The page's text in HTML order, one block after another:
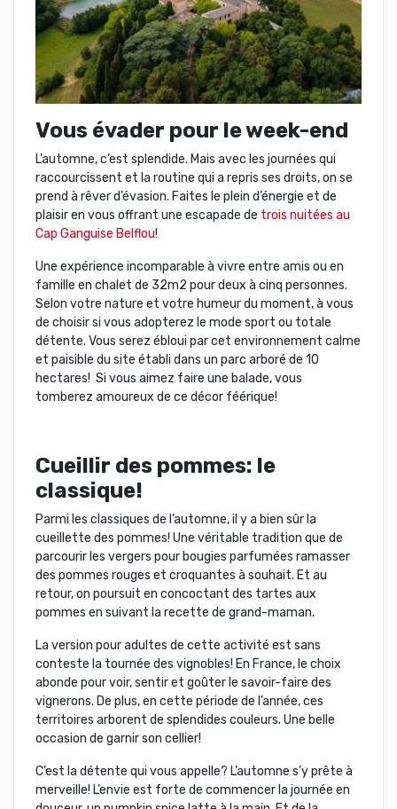
Vous évader pour le week-end
L’automne, c’est splendide. Mais avec les journées qui
raccourcissent et la routine qui a repris ses droits, on se
prend à rêver d’évasion. Faites le plein d’énergie et de
plaisir en vous offrant une escapade de trois nuitées au
Cap Ganguise Belflou!
Une expérience incomparable à vivre entre amis ou en
famille en chalet de 32m2 pour deux à cinq personnes.
Selon votre nature et votre humeur du moment, à vous
de choisir si vous adopterez le mode sport ou totale
détente. Vous serez ébloui par cet environnement calme
et paisible du site établi dans un parc arboré de 10
hectares! Si vous aimez faire une balade, vous
tomberez amoureux de ce décor féérique!
Cueillir des pommes: le
classique!
Parmi les classiques de l’automne, il y a bien sûr la
cueillette des pommes! Une véritable tradition que de
parcourir les vergers pour bougies parfumées ramasser
des pommes rouges et croquantes à souhait. Et au
retour, on poursuit en concoctant des tartes aux
pommes en suivant la recette de grand-maman.
La version pour adultes de cette activité est sans
conteste la tournée des vignobles! En France, le choix
abonde pour voir, sentir et goûter le savoir-faire des
vignerons. De plus, en cette période de l’année, ces
territoires arborent de splendides couleurs. Une belle
occasion de garnir son cellier!
C’est la détente qui vous appelle? L’automne s’y prête à
merveille! L’envie est forte de commencer la journée en